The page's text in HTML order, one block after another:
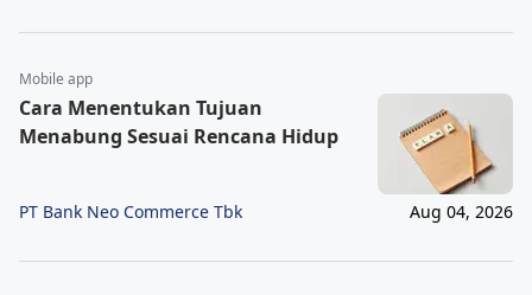
Mobile app
Cara Menentukan Tujuan
Menabung Sesuai Rencana Hidup
PT Bank Neo Commerce Tbk Aug 04, 2026